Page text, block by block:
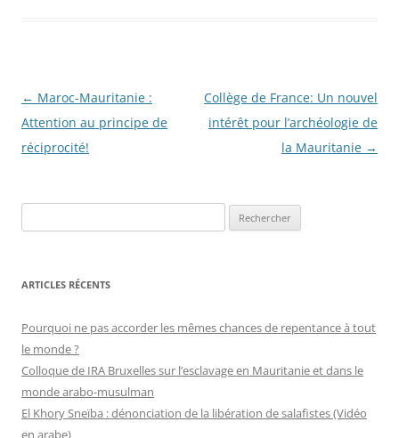
Navigation
des
articles
← Maroc-Mauritanie :
Attention au principe de
réciprocité!
Collège de France: Un nouvel
intérêt pour l’archéologie de
la Mauritanie →
e
h
r
c
h
r
ARTICLES RÉCENTS
Pourquoi ne pas accorder les mêmes chances de repentance à tout
le monde ?
Colloque de IRA Bruxelles sur l’esclavage en Mauritanie et dans le
monde arabo-musulman
El Khory Sneïba : dénonciation de la libération de salafistes (Vidéo
en arabe)